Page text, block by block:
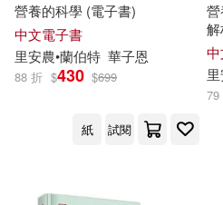
里安農•蘭伯特(2)
（英）里安農·蘭伯特(1)
營養的科學 (電子書)
中文電子書
里安農•蘭伯特 華子恩
88 折 $430 $699
紙 試閱
從
略
里
79